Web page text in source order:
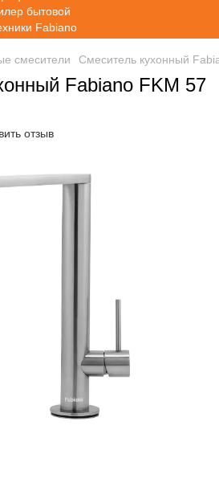
смесители Смеситель кухонный
Fabiano FKM 57
отзыв